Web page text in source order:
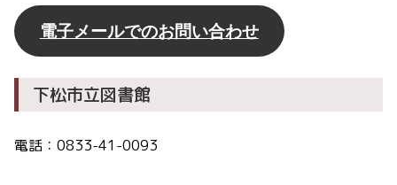
電子メールでのお問い合わせ
下松市立図書館
電話：0833-41-0093